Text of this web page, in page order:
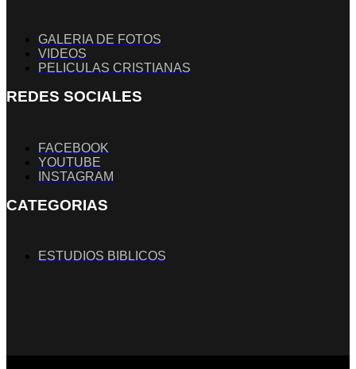
GALERIA DE FOTOS
VIDEOS
PELICULAS CRISTIANAS
REDES SOCIALES
FACEBOOK
YOUTUBE
INSTAGRAM
CATEGORIAS
ESTUDIOS BIBLICOS